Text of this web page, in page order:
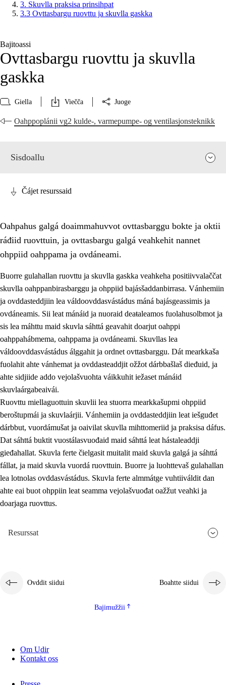
3. Skuvlla praksisa prinsihpat
3.3 Ovttasbargu ruovttu ja skuvlla gaskka
Bajitoassi
Ovttasbargu ruovttu ja skuvlla
gaskka
Giella Viečča Juoge
Oahppoplánii vg2 kulde-, varmepumpe- og ventilasjonsteknikk
Sisdoallu
3. Skuvlla praksisa prinsihpat
3.1 Fátmmasteaddji oahppanbiras
3.2 Oahpaheapmi ja heivehuvvon oahpahus
Ovttasbargu ruovttu ja skuvlla gaskka
3.4 Oahpahus oahppofitnodagas ja bargoeallimis
3.5 Profešuvdnasearvevuohta ja skuvlaovdáneapmi
Čájet resurssaid
Oahpahus galgá doaimmahuvvot ovttasbarggu bokte ja oktii
ráđiid ruovttuin, ja ovttasbargu galgá veahkehit nannet
ohppiid oahppama ja ovdáneami.
Buorre gulahallan ruovttu ja skuvlla gaskka veahkeha positiivvalaččat
skuvlla oahppanbirasbarggu ja ohppiid bajásšaddanbirrasa. Vánhemiin
ja ovddasteddjiin lea váldoovddasvástádus máná bajásgeassimis ja
ovdáneamis. Sii leat mánáid ja nuoraid deaŧaleamos fuolahusolbmot ja
sis lea máhttu maid skuvla sáhttá geavahit doarjut oahppi
oahppahábmema, oahppama ja ovdáneami. Skuvllas lea
váldoovddasvástádus álggahit ja ordnet ovttasbarggu. Dát mearkkaša
fuolahit ahte vánhemat ja ovddasteaddjit ožžot dárbbašlaš dieđuid, ja
ahte sidjiide addo vejolašvuohta váikkuhit iežaset mánáid
skuvlaárgabeaivái.
Ruovttu miellaguottuin skuvlii lea stuorra mearkkašupmi ohppiid
beroštupmái ja skuvlaárjii. Vánhemiin ja ovddasteddjiin leat iešguđet
dárbbut, vuordámušat ja oaivilat skuvlla mihttomeriid ja praksisa dáfus.
Dat sáhttá buktit vuostálasvuođaid maid sáhttá leat hástaleaddji
gieđahallat. Skuvla ferte čielgasit muitalit maid skuvla galgá ja sáhttá
fállat, ja maid skuvla vuordá ruovttuin. Buorre ja luohttevaš gulahallan
lea lotnolas ovddasvástádus. Skuvla ferte almmátge vuhtiiváldit dan
ahte eai buot ohppiin leat seamma vejolašvuođat oažžut veahki ja
doarjaga ruovttus.
Resurssat
Ovddit siidui Boahtte siidui
Bajimužžii
Om Udir
Kontakt oss